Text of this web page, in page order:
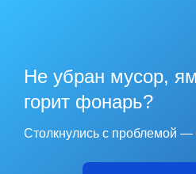
Не убран мусор,
горит фонарь?
Столкнулись с проблемой —